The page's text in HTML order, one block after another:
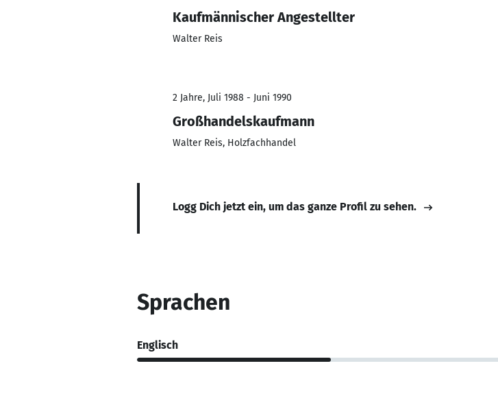
Kaufmännischer Angestellter
Walter Reis
2 Jahre, Juli 1988 - Juni 1990
Großhandelskaufmann
Walter Reis, Holzfachhandel
Logg Dich jetzt ein, um das ganze Profil zu sehen.
Sprachen
Englisch